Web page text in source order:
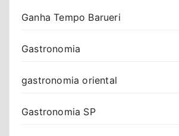
Ganha Tempo Barueri
Gastronomia
gastronomia oriental
Gastronomia SP